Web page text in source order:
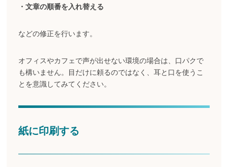
・文章の順番を入れ替える
などの修正を行います。
オフィスやカフェで声が出せない環境の場合は、口パクで
も構いません。目だけに頼るのではなく、耳と口を使うこ
とを意識してみてください。
紙に印刷する